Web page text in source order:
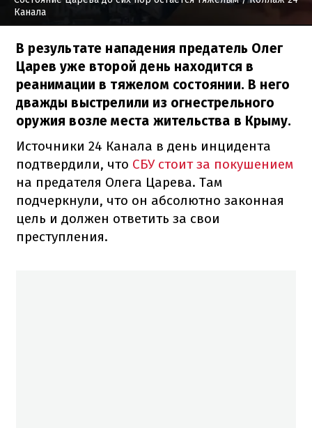
Канала
В результате нападения предатель Олег
Царев уже второй день находится в
реанимации в тяжелом состоянии. В него
дважды выстрелили из огнестрельного
оружия возле места жительства в Крыму.
Источники 24 Канала в день инцидента
подтвердили, что СБУ стоит за покушением
на предателя Олега Царева. Там
подчеркнули, что он абсолютно законная
цель и должен ответить за свои
преступления.